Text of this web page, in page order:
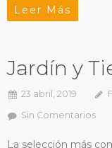
Leer Más
Jardín y
23 abril, 2019
Sin Comentarios
La selección más